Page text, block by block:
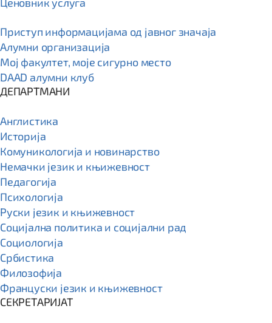
Приступ информацијама од јавног значаја
Алумни организација
Мој факултет, моје сигурно место
DAAD алумни клуб
ДЕПАРТМАНИ
Англистика
Историја
Комуникологија и новинарство
Немачки језик и књижевност
Педагогија
Психологија
Руски језик и књижевност
Социјална политика и социјални рад
Социологија
Србистика
Филозофија
Француски језик и књижевност
СЕКРЕТАРИЈАТ